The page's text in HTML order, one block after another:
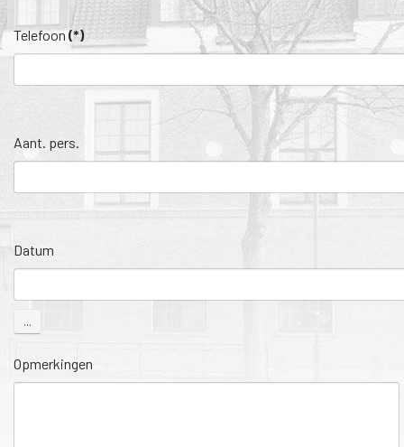
Telefoon (*)
Aant. pers.
Datum
...
Opmerkingen